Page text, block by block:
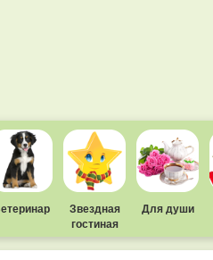
Звездная
гостиная
Для души